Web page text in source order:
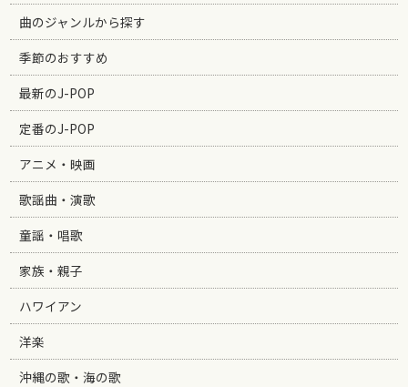
曲のジャンルから探す
季節のおすすめ
最新のJ-POP
定番のJ-POP
アニメ・映画
歌謡曲・演歌
童謡・唱歌
家族・親子
ハワイアン
洋楽
沖縄の歌・海の歌